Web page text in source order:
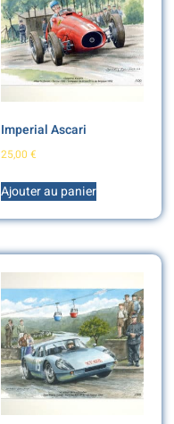
Imperial Ascari
25,00 €
Ajouter au panier